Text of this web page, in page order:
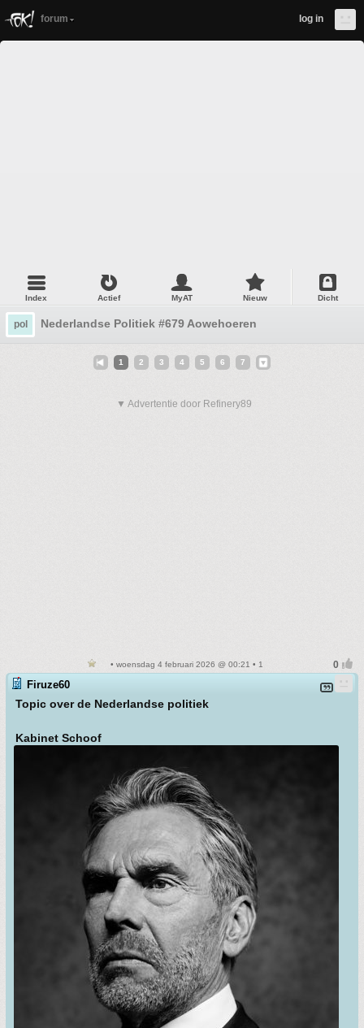
forum log in
Index Actief MyAT Nieuw Dicht
pol Nederlandse Politiek #679 Aowehoeren
1 2 3 4 5 6 7
▼ Advertentie door Refinery89
• woensdag 4 februari 2026 @ 00:21 • 1
Firuze60
Topic over de Nederlandse politiek
Kabinet Schoof